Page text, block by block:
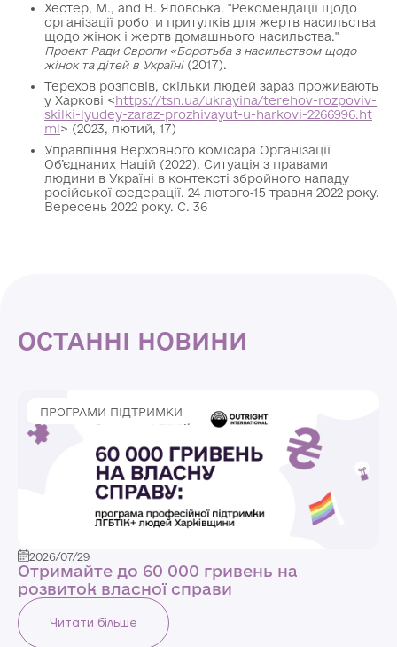
Хестер, М., and В. Яловська. "Рекомендації щодо
організації роботи притулків для жертв насильства
щодо жінок і жертв домашнього насильства."
Проект Ради Європи «Боротьба з насильством щодо
жінок та дітей в Україні(2017).
Терехов розповів, скільки людей зараз проживають
у Харкові <https://tsn.ua/ukrayina/terehov-rozpoviv-
skilki-lyudey-zaraz-prozhivayut-u-harkovi-2266996.ht
ml> (2023, лютий, 17)
Управління Верховного комісара Організації
Об’єднаних Націй (2022). Ситуація з правами
людини в Україні в контексті збройного нападу
російської федерації. 24 лютого‐15 травня 2022 року.
Вересень 2022 року. С. 36
ОСТАННІ НОВИНИ
ПРОГРАМИ ПІДТРИМКИ
2026/07/29
Отримайте до 60 000 гривень на
розвиток власної справи
Читати більше